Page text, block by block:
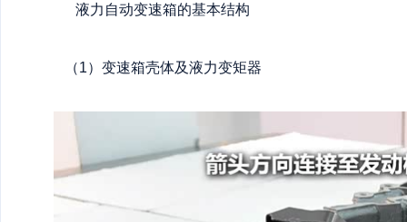
液力自动变速箱的基本结构
（1）变速箱壳体及液力变矩器